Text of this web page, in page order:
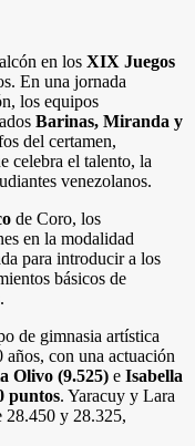
en los XIX Juegos
En una jornada
los equipos
Barinas, Miranda y
del certamen,
celebra el talento, la
venezolanos.
de Coro, los
en la modalidad
para introducir a los
básicos de
de gimnasia artística
años, con una actuación
Olivo (9.525) e Isabella
puntos. Yaracuy y Lara
28.450 y 28.325,